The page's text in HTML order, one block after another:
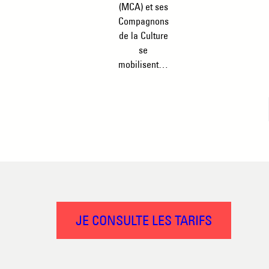
(MCA) et ses
Compagnons
de la Culture
se
mobilisent…
JE CONSULTE LES TARIFS